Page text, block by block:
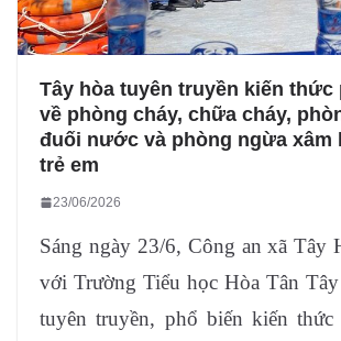
Tây hòa tuyên truyền kiến thức
về phòng cháy, chữa cháy,
đuối nước và phòng ngừa xâm
trẻ em
23/06/2026
Sáng ngày 23/6, Công an xã Tây
với Trường Tiểu học Hòa Tân
tuyên truyền, phổ biến kiến thức